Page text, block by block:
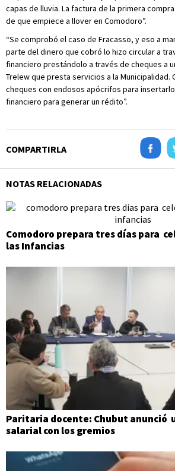
capas de lluvia. La factura de la primera
de que empiece a llover en Comodoro”.
“Se comprobó el caso de Fracasso, y eso a
parte del dinero que cobró lo hizo circular a
financiero prestándolo a través de cheques a
Trelew que presta servicios a la Municipalidad.
cheques con endosos apócrifos para
financiero para generar un rédito”.
COMPARTIRLA
NOTAS RELACIONADAS
Comodoro prepara tres días para
las Infancias
Paritaria docente: Chubut anunció
salarial con los gremios